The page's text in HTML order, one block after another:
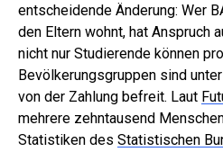
entscheidende Änderung: Wer
den Eltern wohnt, hat Anspruch
nicht nur Studierende können
Bevölkerungsgruppen sind
von der Zahlung befreit. Laut
mehrere zehntausend
Statistiken des Statistischen